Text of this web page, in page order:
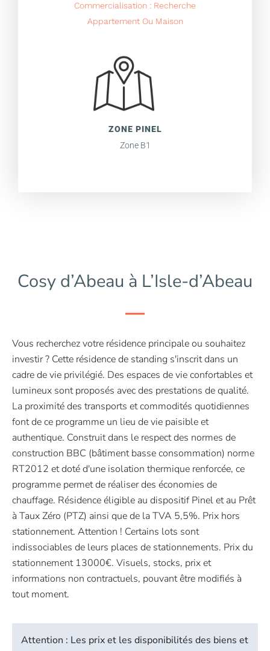
Commercialisation : Recherche
Appartement Ou Maison
ZONE PINEL
Zone B1
Cosy d’Abeau à L’Isle-d’Abeau
Vous recherchez votre résidence principale ou souhaitez
investir ? Cette résidence de standing s'inscrit dans un
cadre de vie privilégié. Des espaces de vie confortables et
lumineux sont proposés avec des prestations de qualité.
La proximité des transports et commodités quotidiennes
font de ce programme un lieu de vie paisible et
authentique. Construit dans le respect des normes de
construction BBC (bâtiment basse consommation) norme
RT2012 et doté d'une isolation thermique renforcée, ce
programme permet de réaliser des économies de
chauffage. Résidence éligible au dispositif Pinel et au Prêt
à Taux Zéro (PTZ) ainsi que de la TVA 5,5%. Prix hors
stationnement. Attention ! Certains lots sont
indissociables de leurs places de stationnements. Prix du
stationnement 13000€. Visuels, stocks, prix et
informations non contractuels, pouvant être modifiés à
tout moment.
Attention : Les prix et les disponibilités des biens et